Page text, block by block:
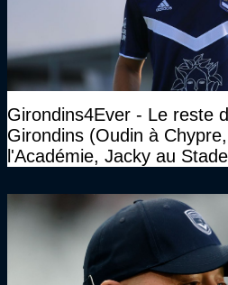
Girondins4Ever - Le reste
Girondins (Oudin à
l'Académie, Jacky au